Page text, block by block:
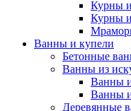
Курны
Курны
Ванны и купели
Бетонные
Ванны из
Ванны
Ванны
Деревянные